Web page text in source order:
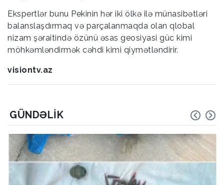
Ekspertlər bunu Pekinin hər iki ölkə ilə münasibətləri
balanslaşdırmaq və parçalanmaqda olan qlobal
nizam şəraitində özünü əsas geosiyasi güc kimi
möhkəmləndirmək cəhdi kimi qiymətləndirir.
visiontv.az
GÜNDƏLIK